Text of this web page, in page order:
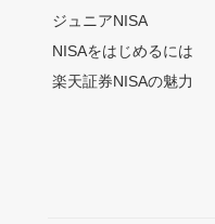
ジュニアNISA
NISAをはじめるには
楽天証券NISAの魅力